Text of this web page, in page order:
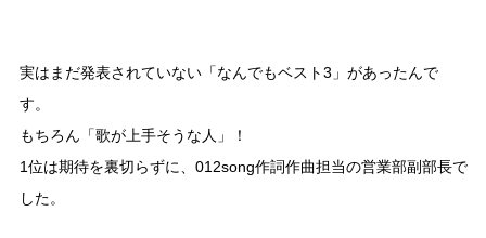
実はまだ発表されていない「なんでもベスト3」があったんで
す。
もちろん「歌が上手そうな人」！
1位は期待を裏切らずに、012song作詞作曲担当の営業部副部長で
した。